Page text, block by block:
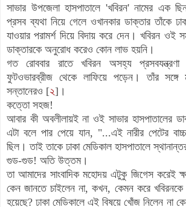
সাভার উপজেলা হাসপাতালে 'খবিরন' নামের এক
প্রসব ব্যথা নিয়ে গেলে ওখানকার ডাক্তার তাঁকে
যাওয়ার পরামর্শ দিয়ে বিদায় করে দেন। খবিরন ওই
ডাক্তারকে অনুরোধ করেও কোন লাভ হয়নি।
গত রোববার রাতে খবিরন অসহ্য
ফুটওভারব্রীজ থেকে লাফিয়ে পড়েন। তাঁর
সন্তানেরও [২]।
কত্তো সহজ!
আবার কী অবলীলায়ই না ওই সাভার হাসপাতালের
এটা বলে পার পেয়ে যান, "...এই নারীর পেটের
ছিল। তাই তাকে ঢাকা মেডিকাল হাসপাতালে
গুড-গুড! অতি উত্তম।
তা আমাদের সাংবাদিক মহোদয় এটুকু জিগেস করেই
কেন জানতে চাইলেন না, কখন, কেমন করে খবিরনকে
হয়েছে? ঢাকা মেডিকালে এই বিষয়ে খোঁজ নিলেন না